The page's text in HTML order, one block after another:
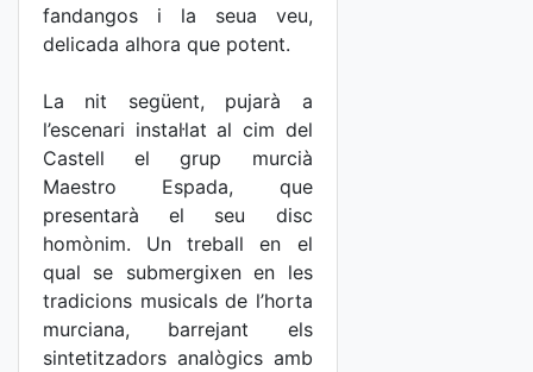
fandangos i la seua veu,
delicada alhora que potent.
La nit següent, pujarà a
l’escenari instal·lat al cim del
Castell el grup murcià
Maestro Espada, que
presentarà el seu disc
homònim. Un treball en el
qual se submergixen en les
tradicions musicals de l’horta
murciana, barrejant els
sintetitzadors analògics amb